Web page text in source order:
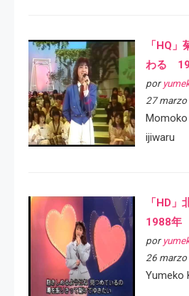
「HQ
わる
por
27 marzo
Momoko
ijiwaru
「HD
1988年
por
26 marzo
Yumeko